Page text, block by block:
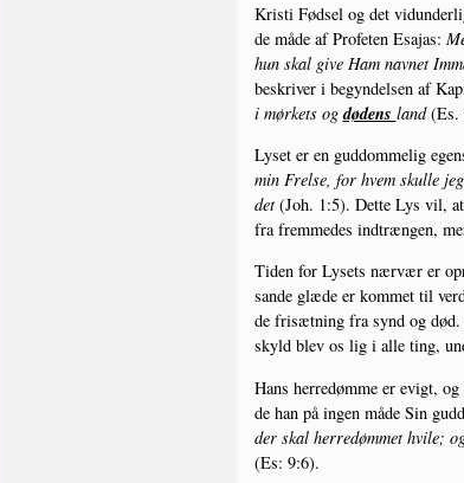
Kri­sti Fød­sel og det
de måde af Pro­fe­ten Esa­jas:
hun skal give Ham nav­net
beskri­ver i begyn­del­sen af
i mør­kets ogdøde­ns land(Es.
Lyset er en gud­dom­me­lig
min Frel­se, for hvem skul­le
det(Joh. 1:5). Det­te Lys vil,
fra frem­me­des ind­træn­gen,
Tiden for Lysets nær­vær er
san­de glæ­de er kom­met til
de fri­sæt­ning fra synd og død.
skyld blev os lig i alle ting,
Hans her­re­døm­me er evigt,
de han på ingen måde Sin
der skal her­re­døm­met hvi­le;
(Es: 9:6).